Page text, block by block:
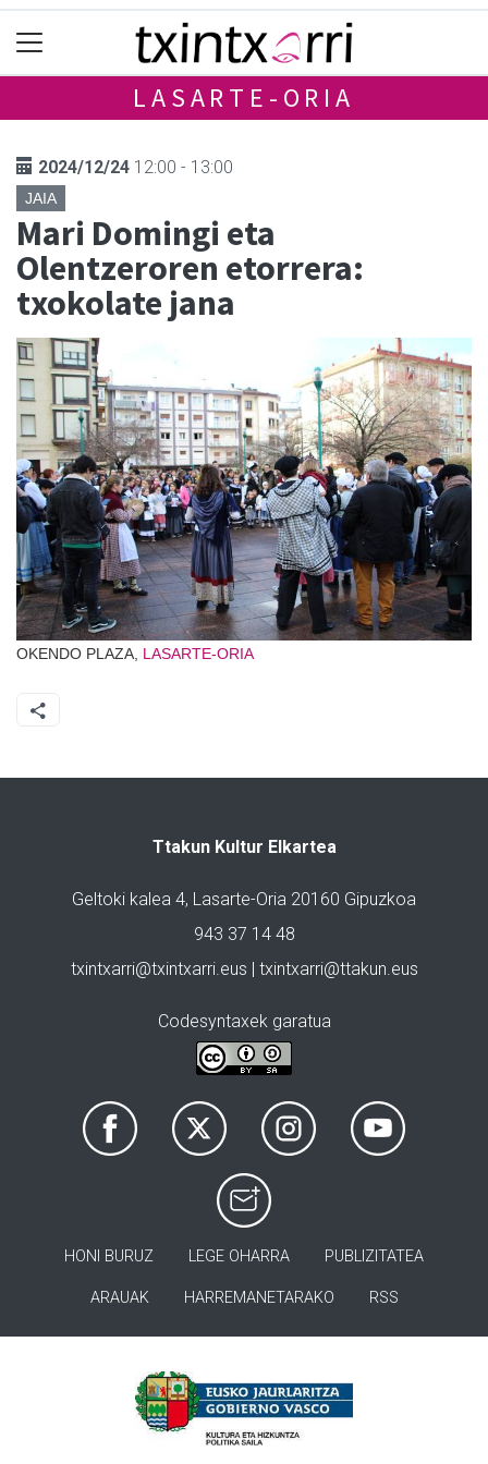
LASARTE-ORIA
2024/12/24 12:00 - 13:00
JAIA
Mari Domingi eta
Olentzeroren etorrera:
txokolate jana
OKENDO PLAZA, LASARTE-ORIA
Ttakun Kultur Elkartea
Geltoki kalea 4, Lasarte-Oria 20160 Gipuzkoa
943 37 14 48
txintxarri@txintxarri.eus | txintxarri@ttakun.eus
Codesyntaxek garatua
HONI BURUZ LEGE OHARRA PUBLIZITATEA
ARAUAK HARREMANETARAKO RSS